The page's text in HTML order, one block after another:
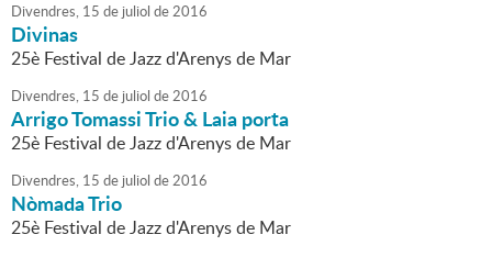
Divendres, 15 de juliol de2016
Divinas
25è Festival de Jazz d'Arenys de Mar
Divendres, 15 de juliol de2016
Arrigo Tomassi Trio & Laia porta
25è Festival de Jazz d'Arenys de Mar
Divendres, 15 de juliol de2016
Nòmada Trio
25è Festival de Jazz d'Arenys de Mar